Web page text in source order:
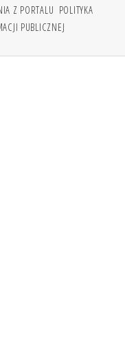
Z PORTALU POLITYKA
PUBLICZNEJ